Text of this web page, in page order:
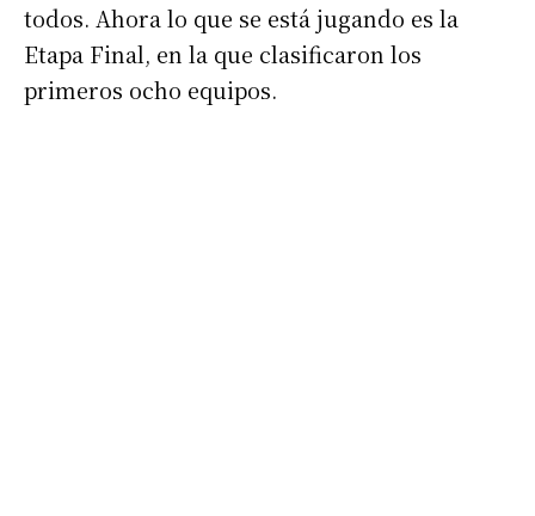
todos. Ahora lo que se está jugando es la
Etapa Final, en la que clasificaron los
primeros ocho equipos.